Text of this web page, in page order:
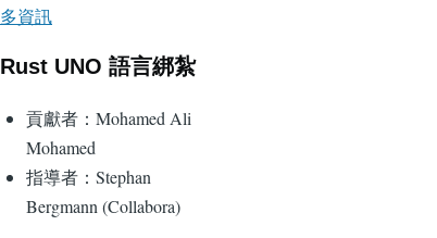
多資訊
Rust UNO 語言綁紮
貢獻者：Mohamed Ali
Mohamed
指導者：Stephan
Bergmann (Collabora)